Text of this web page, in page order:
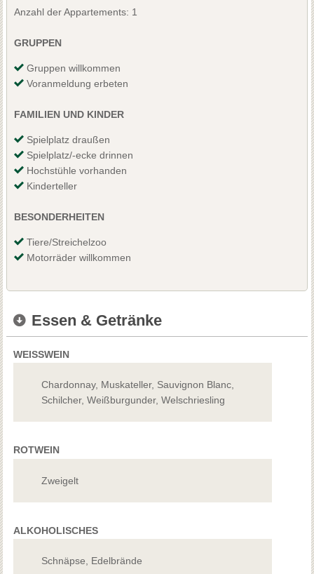
Anzahl der Appartements: 1
GRUPPEN
Gruppen willkommen
Voranmeldung erbeten
FAMILIEN UND KINDER
Spielplatz draußen
Spielplatz/-ecke drinnen
Hochstühle vorhanden
Kinderteller
BESONDERHEITEN
Tiere/Streichelzoo
Motorräder willkommen
Essen & Getränke
WEISSWEIN
Chardonnay, Muskateller, Sauvignon Blanc,
Schilcher, Weißburgunder, Welschriesling
ROTWEIN
Zweigelt
ALKOHOLISCHES
Schnäpse, Edelbrände